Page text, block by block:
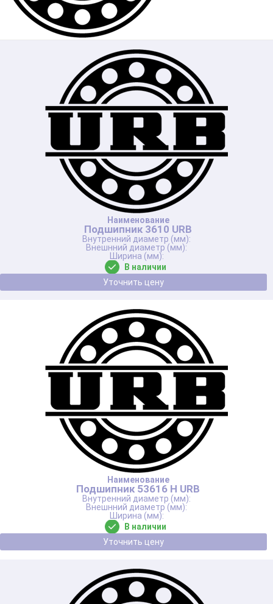
Подшипник 3610 URB
В наличии
Уточнить цену
Подшипник 53616 Н URB
В наличии
Уточнить цену